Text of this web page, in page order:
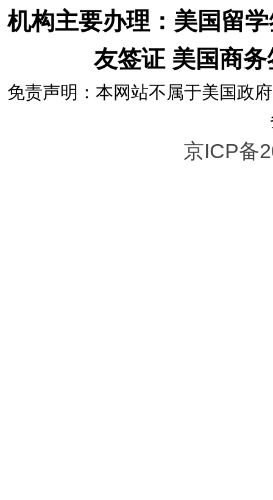
机构主要办理：美国留
友签证 美国商
免责声明：本网站不属于美国政
京ICP备